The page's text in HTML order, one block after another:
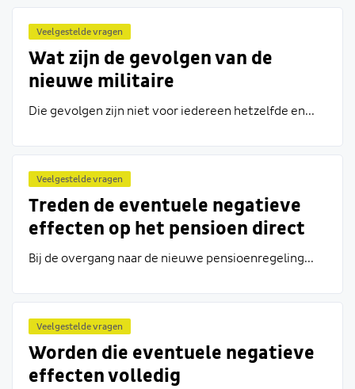
Veelgestelde vragen
Wat zijn de gevolgen van de
nieuwe militaire
middelloonregeling voor mijn
Die gevolgen zijn niet voor iedereen hetzelfde en...
Veelgestelde vragen
Treden de eventuele negatieve
effecten op het pensioen direct
op?
Bij de overgang naar de nieuwe pensioenregeling...
Veelgestelde vragen
Worden die eventuele negatieve
effecten volledig